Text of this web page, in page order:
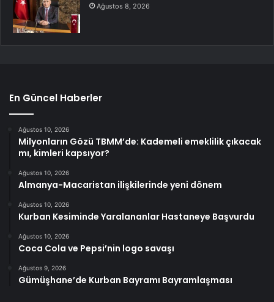
Ağustos 8, 2026
En Güncel Haberler
Ağustos 10, 2026
Milyonların Gözü TBMM’de: Kademeli emeklilik çıkacak
mı, kimleri kapsıyor?
Ağustos 10, 2026
Almanya-Macaristan ilişkilerinde yeni dönem
Ağustos 10, 2026
Kurban Kesiminde Yaralananlar Hastaneye Başvurdu
Ağustos 10, 2026
Coca Cola ve Pepsi’nin logo savaşı
Ağustos 9, 2026
Gümüşhane’de Kurban Bayramı Bayramlaşması